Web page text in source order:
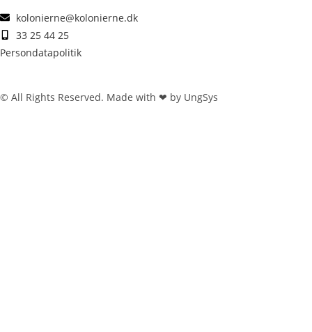
kolonierne@kolonierne.dk
33 25 44 25
Persondatapolitik
© All Rights Reserved. Made with ❤ by UngSys